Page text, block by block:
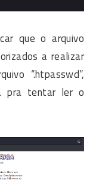
que o arquivo
a realizar
“.htpasswd”,
pra tentar ler o